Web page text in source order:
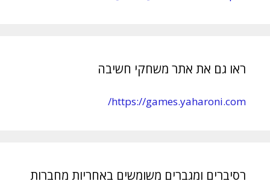
ראו גם את אתר משחקי חשיבה
https://games.yaharoni.com/
רסיברים ומגברים משומשים באחריות מחברות